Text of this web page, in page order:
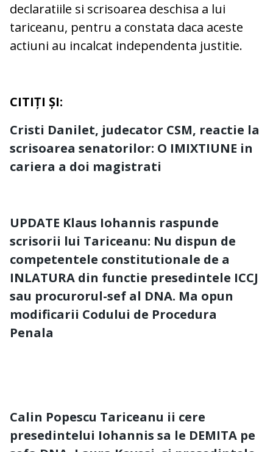
declaratiile si scrisoarea deschisa a lui
tariceanu, pentru a constata daca aceste
actiuni au incalcat independenta justitie.
CITIȚI ȘI:
Cristi Danilet, judecator CSM, reactie la
scrisoarea senatorilor: O IMIXTIUNE in
cariera a doi magistrati
UPDATE Klaus Iohannis raspunde
scrisorii lui Tariceanu: Nu dispun de
competentele constitutionale de a
INLATURA din functie presedintele ICCJ
sau procurorul-sef al DNA. Ma opun
modificarii Codului de Procedura
Penala
Calin Popescu Tariceanu ii cere
presedintelui Iohannis sa le DEMITA pe